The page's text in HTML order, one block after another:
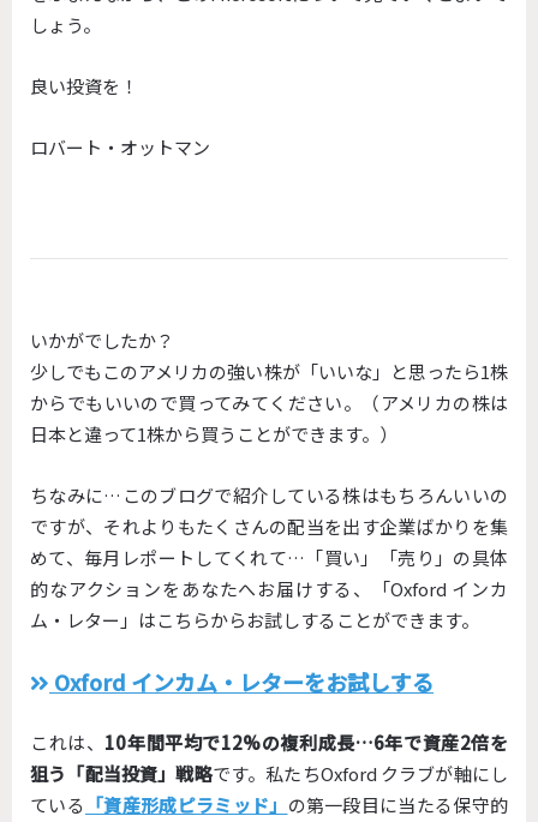
しょう。
良い投資を！
ロバート・オットマン
いかがでしたか？
少しでもこのアメリカの強い株が「いいな」と思ったら1株
からでもいいので買ってみてください。（アメリカの株は
日本と違って1株から買うことができます。）
ちなみに…このブログで紹介している株はもちろんいいの
ですが、それよりもたくさんの配当を出す企業ばかりを集
めて、毎月レポートしてくれて…「買い」「売り」の具体
的なアクションをあなたへお届けする、「Oxford インカ
ム・レター」はこちらからお試しすることができます。
Oxford インカム・レターをお試しする
これは、 10年間平均で12%の複利成長…6年で資産2倍を
狙う「配当投資」戦略です。私たちOxford クラブが軸にし
ている 「資産形成ピラミッド」 の第一段目に当たる保守的